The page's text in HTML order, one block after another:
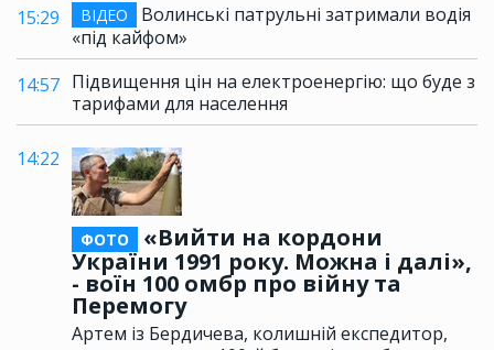
15:29
ВІДЕО
Волинські патрульні затримали водія
«під кайфом»
14:57 Підвищення цін на електроенергію: що буде з
тарифами для населення
14:22
ФОТО
«Вийти на кордони
України 1991 року. Можна і далі»,
- воїн 100 омбр про війну та
Перемогу
Артем із Бердичева, колишній експедитор,